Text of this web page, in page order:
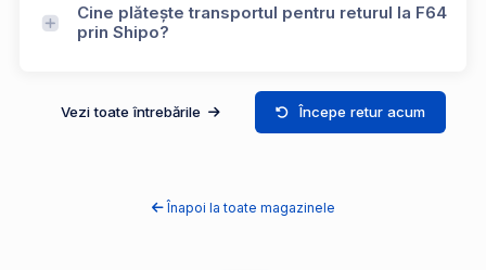
Cine plătește transportul pentru returul la F64
prin Shipo?
Vezi toate întrebările Începe retur acum
Înapoi la toate magazinele